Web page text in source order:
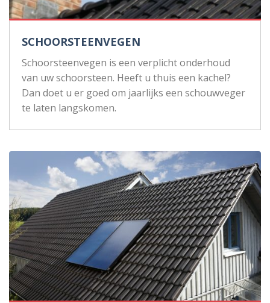
SCHOORSTEENVEGEN
Schoorsteenvegen is een verplicht onderhoud
van uw schoorsteen. Heeft u thuis een kachel?
Dan doet u er goed om jaarlijks een schouwveger
te laten langskomen.